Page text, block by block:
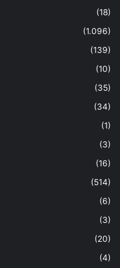
(18)
(1.096)
(139)
(10)
(35)
(34)
(1)
(3)
(16)
(514)
(6)
(3)
(20)
(4)